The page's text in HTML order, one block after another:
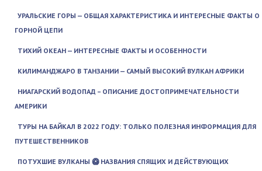
УРАЛЬСКИЕ ГОРЫ — ОБЩАЯ ХАРАКТЕРИСТИКА И ИНТЕРЕСНЫЕ ФАКТЫ О
ГОРНОЙ ЦЕПИ
ТИХИЙ ОКЕАН — ИНТЕРЕСНЫЕ ФАКТЫ И ОСОБЕННОСТИ
КИЛИМАНДЖАРО В ТАНЗАНИИ — САМЫЙ ВЫСОКИЙ ВУЛКАН АФРИКИ
НИАГАРСКИЙ ВОДОПАД – ОПИСАНИЕ ДОСТОПРИМЕЧАТЕЛЬНОСТИ
АМЕРИКИ
ТУРЫ НА БАЙКАЛ В 2022 ГОДУ: ТОЛЬКО ПОЛЕЗНАЯ ИНФОРМАЦИЯ ДЛЯ
ПУТЕШЕСТВЕННИКОВ
ПОТУХШИЕ ВУЛКАНЫ 🥝 НАЗВАНИЯ СПЯЩИХ И ДЕЙСТВУЮЩИХ